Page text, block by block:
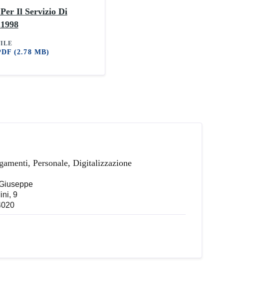
Il Servizio Di
(2.78 MB)
Personale, Digitalizzazione
9